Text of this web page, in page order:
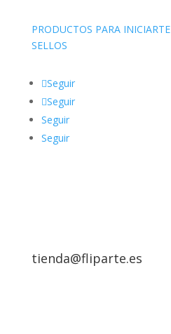
PRODUCTOS PARA INICIARTE
SELLOS
Seguir
Seguir
Seguir
Seguir
tienda@fliparte.es